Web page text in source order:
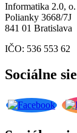
Informatika 2.0, o.
Polianky 3668/7J
841 01 Bratislava
IČO: 536 553 62
Sociálne